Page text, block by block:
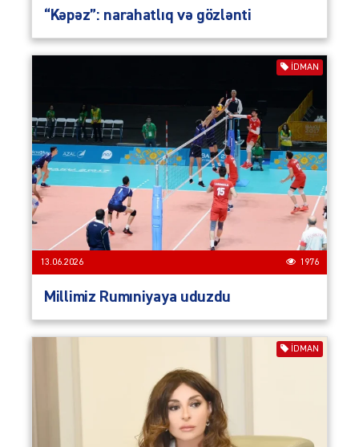
“Kəpəz”: narahatlıq və gözlənti
İDMAN
13.06.2026 1976
Millimiz Rumıniyaya uduzdu
İDMAN